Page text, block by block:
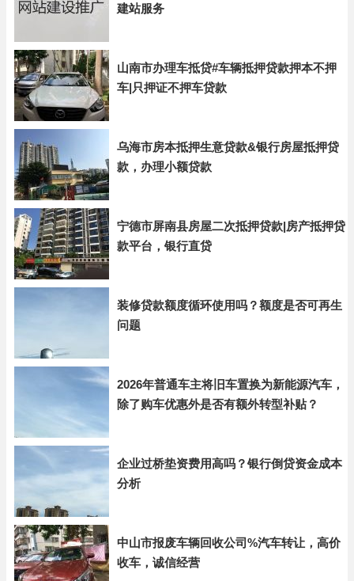
建站服务
山南市办理车抵贷#车辆抵押贷款押本不押
车|只押证不押车贷款
乌海市房本抵押生意贷款&银行房屋抵押贷
款，办理小额贷款
宁德市屏南县房屋二次抵押贷款|房产抵押贷
款平台，银行直贷
装修贷款额度循环使用吗？额度是否可再生
问题
2026年普通车主将旧车置换为新能源汽车，
除了购车优惠外是否有额外转型补贴？
企业过桥垫资费用高吗？银行倒贷资金成本
分析
中山市报废车辆回收公司%汽车转让，高价
收车，诚信经营